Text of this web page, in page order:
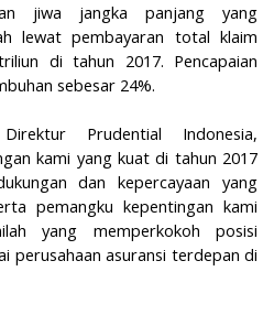
jiwa jangka panjang yang
lewat pembayaran total klaim
di tahun 2017. Pencapaian
sebesar 24%.
Prudential Indonesia,
kami yang kuat di tahun 2017
dan kepercayaan yang
pemangku kepentingan kami
yang memperkokoh posisi
perusahaan asuransi terdepan di